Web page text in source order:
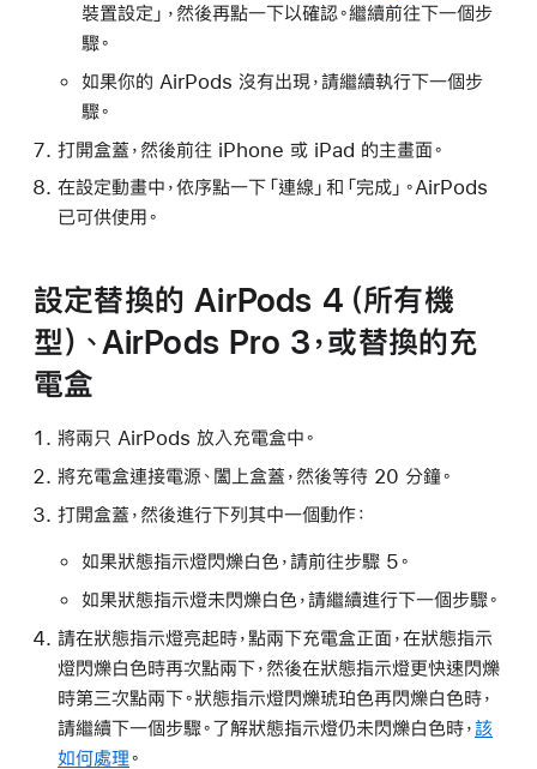
裝置設定」，然後再點一下以確認。繼續前往下一個步
驟。
如果你的 AirPods 沒有出現，請繼續執行下一個步
驟。
打開盒蓋，然後前往 iPhone 或 iPad 的主畫面。
在設定動畫中，依序點一下「連線」和「完成」。AirPods
已可供使用。
設定替換的 AirPods 4（所有機
型）、AirPods Pro 3，或替換的充
電盒
將兩只 AirPods 放入充電盒中。
將充電盒連接電源、闔上盒蓋，然後等待 20 分鐘。
打開盒蓋，然後進行下列其中一個動作：
如果狀態指示燈閃爍白色，請前往步驟 5。
如果狀態指示燈未閃爍白色，請繼續進行下一個步驟。
請在狀態指示燈亮起時，點兩下充電盒正面，在狀態指示
燈閃爍白色時再次點兩下，然後在狀態指示燈更快速閃爍
時第三次點兩下。狀態指示燈閃爍琥珀色再閃爍白色時，
請繼續下一個步驟。了解狀態指示燈仍未閃爍白色時，該
如何處理。